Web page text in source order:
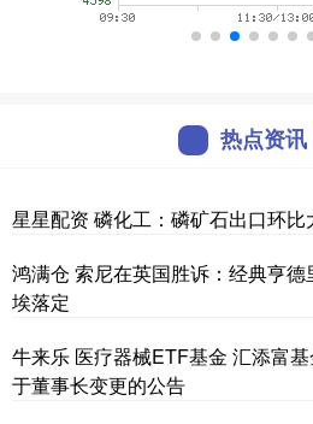
热点资讯
星星配资 磷化工：磷矿石出口环比
鸿满仓 索尼在英国胜诉：经典亨
埃落定
牛来乐 医疗器械ETF基金 汇添富
于董事长变更的公告